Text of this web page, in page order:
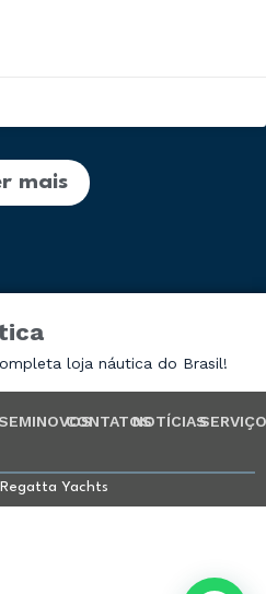
mais
loja náutica do Brasil!
CONTATOSNOTÍCIAS
Yachts